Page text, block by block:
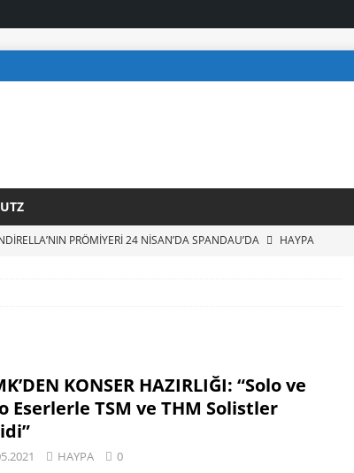
PRÖMİYERİ 24 NİSAN’DA SPANDAU’DA
HAYPA
YUVADAN ÜNİVERSİTEYE TÜM EĞİTİM ÜCRETSİZ OLMALI
KariCartoons Sergisi
KONSER HAZIRLIĞI: “Solo ve
Eserlerle TSM ve THM Solistler
HAYPA 0